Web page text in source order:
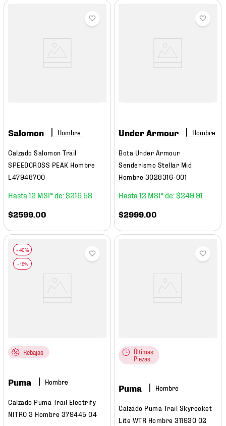
Salomon Hombre
Calzado Salomon Trail
SPEEDCROSS PEAK Hombre
L47948700
12 $216 58
$2599 .00
Under Armour Hombre
Bota Under Armour
Senderismo Stellar Mid
Hombre 3028316-001
12 $249 91
$2999 .00
Rebajas
Puma Hombre
Calzado Puma Trail Electrify
NITRO 3 Hombre 379445 04
Últimas
Piezas
Puma Hombre
Calzado Puma Trail Skyrocket
Lite WTR Hombre 311930 02